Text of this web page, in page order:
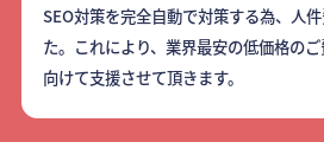
SEO対策を完全自動で対策する為、人
た。これにより、業界最安の低価格の
向けて支援させて頂きます。